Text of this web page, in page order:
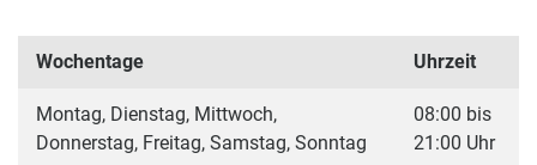
Wochentage Uhrzeit
Montag, Dienstag, Mittwoch,
Donnerstag, Freitag, Samstag, Sonntag
08:00 bis
21:00 Uhr